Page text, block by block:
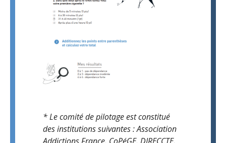
* Le comité de pilotage est constitué
des institutions suivantes : Association